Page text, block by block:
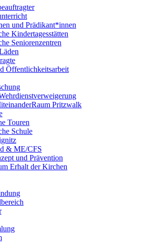
und Prädikant*innen
Kindertagesstätten
Seniorenzentren
Öffentlichkeitsarbeit
Pritzwalk
Touren
Schule
& ME/CFS
und Prävention
Erhalt der Kirchen